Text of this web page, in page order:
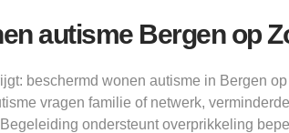
autisme Bergen op
beschermd wonen autisme in Bergen
vragen familie of netwerk,
ondersteunt overprikkeling